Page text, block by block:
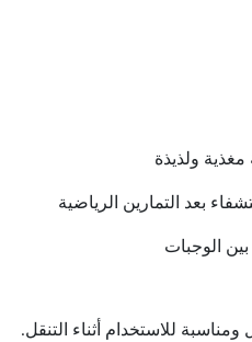
ولذيذة
بعد التمارين الرياضية
الوجبات
سهلة الحمل ومناسبة للاستخدام أثناء التنقل.